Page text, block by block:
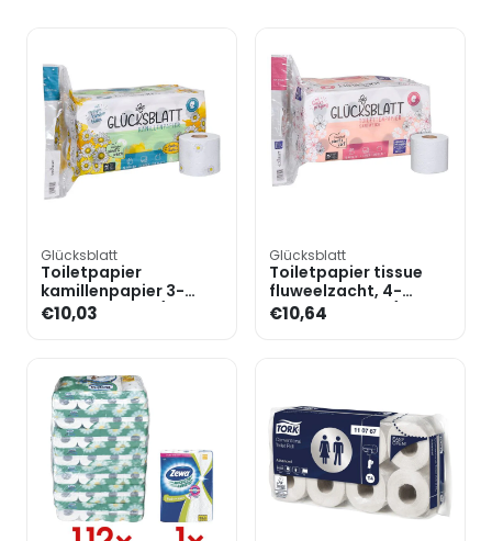
Glücksblatt
Toiletpapier
kamillenpapier 3-
laags 16 rollen (1 pak
van 16 rollen)
€10,03
Glücksblatt
Toiletpapier tissue
fluweelzacht, 4-
laags, 16 rollen (1 pak
van 16 rollen)
€10,64